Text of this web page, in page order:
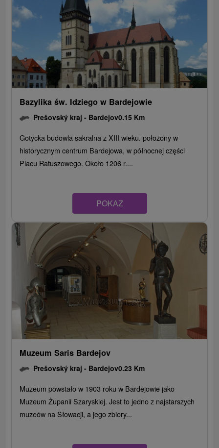
Bazylika św. Idziego w Bardejowie
Prešovský kraj - Bardejov0.15 Km
Gotycka budowla sakralna z XIII wieku. położony w
historycznym centrum Bardejowa, w północnej części
Placu Ratuszowego. Około 1206 r....
POKAZ
Muzeum Saris Bardejov
Prešovský kraj - Bardejov0.23 Km
Muzeum powstało w 1903 roku w Bardejowie jako
Muzeum Żupanii Szaryskiej. Jest to jedno z najstarszych
muzeów na Słowacji, a jego zbiory...